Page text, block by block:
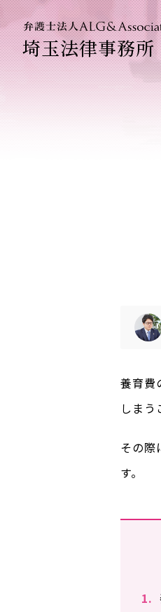
埼玉法律事務所
養育費
しまう
その際
す。
1.